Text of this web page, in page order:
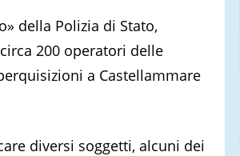
della Polizia di Stato,
200 operatori delle
a Castellammare
diversi soggetti, alcuni dei